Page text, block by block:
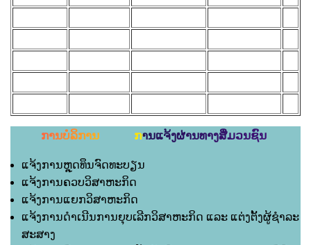
ການບໍລິການ ການແຈ້ງຜ່ານທາງສື່ມວນຊົນ
ແຈ້ງການຫຼຸດທຶນຈົດທະບຽນ
ແຈ້ງການຄວບວິສາຫະກິດ
ແຈ້ງການແຍກວິສາຫະກິດ
ແຈ້ງການດຳເນີນການຍຸບເລີກວິສາຫະກິດ ແລະ ແຕ່ງຕັ້ງຜູ້ຊຳລະ
ສະສາງ